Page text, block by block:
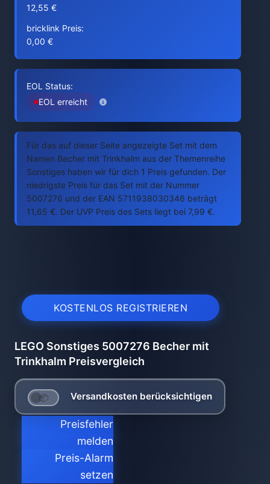
12,55 €
bricklink Preis:
0,00 €
EOL Status:
EOL erreicht
Für das auf dieser Seite angezeigte Set mit dem
Namen Becher mit Trinkhalm aus der Themenreihe
Sonstiges haben wir für dich 1 Preis gefunden. Der
niedrigste Preis für das Set mit der Nummer
5007276 und der EAN 5711938030346 beträgt
11,65 €. Der UVP Preis des Sets liegt bei 7,99 €.
KOSTENLOS REGISTRIEREN
LEGO Sonstiges 5007276 Becher mit
Trinkhalm Preisvergleich
Versandkosten berücksichtigen
Preisfehler
melden
Preis-Alarm
setzen